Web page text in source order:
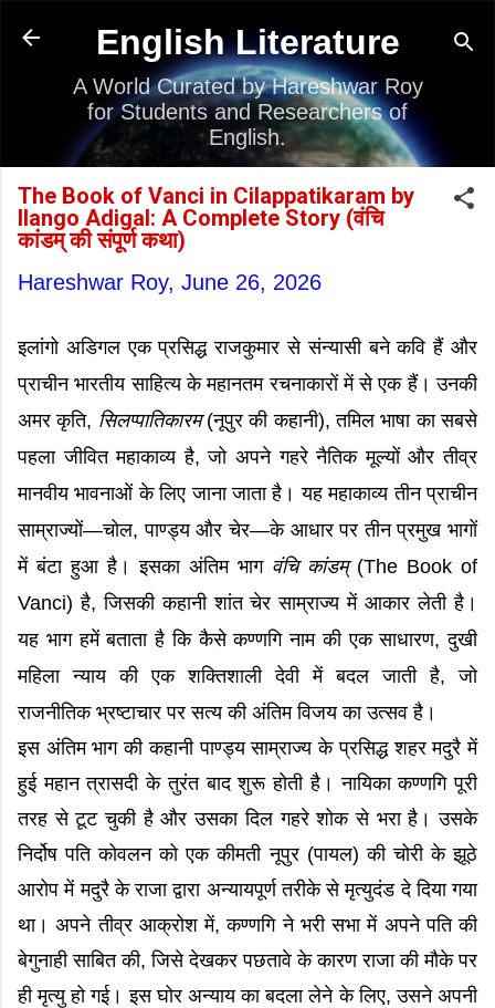
Skip to main content
English Literature
A World Curated by Hareshwar Roy
for Students and Researchers of
English.
The Book of Vanci in Cilappatikaram by
Ilango Adigal: A Complete Story (वंचि
कांडम् की संपूर्ण कथा)
Hareshwar Roy, June 26, 2026
इलांगो अडिगल एक प्रसिद्ध राजकुमार से संन्यासी बने कवि हैं और
प्राचीन भारतीय साहित्य के महानतम रचनाकारों में से एक हैं। उनकी
अमर कृति, सिलप्पातिकारम(नूपुर की कहानी), तमिल भाषा का सबसे
पहला जीवित महाकाव्य है, जो अपने गहरे नैतिक मूल्यों और तीव्र
मानवीय भावनाओं के लिए जाना जाता है। यह महाकाव्य तीन प्राचीन
साम्राज्यों—चोल, पाण्ड्य और चेर—के आधार पर तीन प्रमुख भागों
में बंटा हुआ है। इसका अंतिम भाग वंचि कांडम्(The Book of
Vanci) है, जिसकी कहानी शांत चेर साम्राज्य में आकार लेती है।
यह भाग हमें बताता है कि कैसे कण्णगि नाम की एक साधारण, दुखी
महिला न्याय की एक शक्तिशाली देवी में बदल जाती है, जो
राजनीतिक भ्रष्टाचार पर सत्य की अंतिम विजय का उत्सव है।
इस अंतिम भाग की कहानी पाण्ड्य साम्राज्य के प्रसिद्ध शहर मदुरै में
हुई महान त्रासदी के तुरंत बाद शुरू होती है। नायिका कण्णगि पूरी
तरह से टूट चुकी है और उसका दिल गहरे शोक से भरा है। उसके
निर्दोष पति कोवलन को एक कीमती नूपुर (पायल) की चोरी के झूठे
आरोप में मदुरै के राजा द्वारा अन्यायपूर्ण तरीके से मृत्युदंड दे दिया गया
था। अपने तीव्र आक्रोश में, कण्णगि ने भरी सभा में अपने पति की
बेगुनाही साबित की, जिसे देखकर पछतावे के कारण राजा की मौके पर
ही मृत्यु हो गई। इस घोर अन्याय का बदला लेने के लिए, उसने अपनी